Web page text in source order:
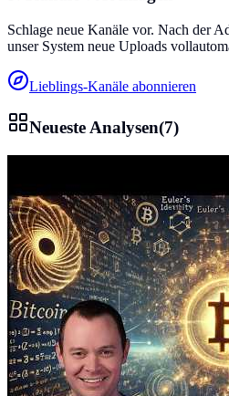
Schlage neue Kanäle vor. Nach der
unser System neue Uploads
Lieblings-Kanäle abonnieren
Neueste Analysen(7)